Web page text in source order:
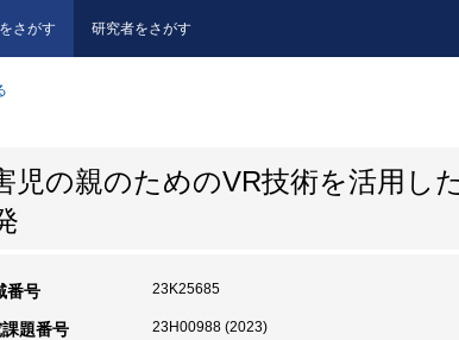
さがす 研究者をさがす
児の親のためのVR技術を活用し
番号 23K25685
題番号 23H00988 (2023)